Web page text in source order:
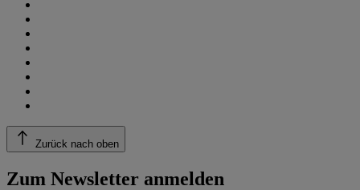
Zurück nach oben
Zum Newsletter anmelden